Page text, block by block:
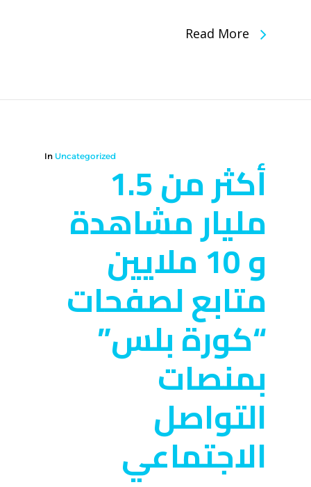
Read More
In Uncategorizedأكثر من 1.5
مليار مشاهدة
و 10 ملايين
متابع لصفحات
“كورة بلس”
بمنصات
التواصل
الاجتماعي